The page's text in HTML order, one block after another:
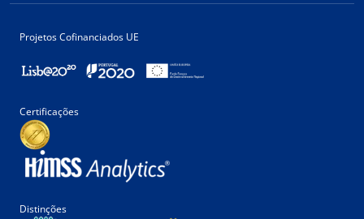
Projetos Cofinanciados UE
Certificações
Distinções